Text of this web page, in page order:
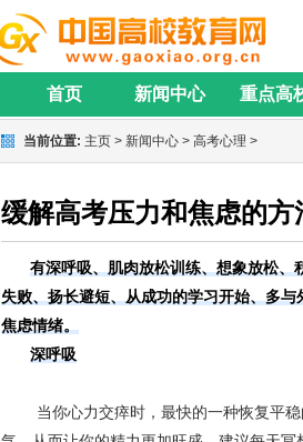
首页 新闻中心 重点高
当前位置: 主页 > 新闻中心 > 高考心理 >
缓解高考压力和焦虑的方
有深呼吸、肌肉放松训练、想象放松
失败、扬长避短、从成功的学习开始、多
焦虑情绪。
深呼吸